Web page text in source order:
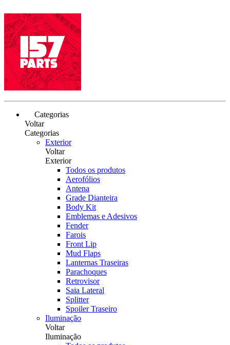
Categorias
Voltar
Categorias
Exterior
Voltar
Exterior
Todos os produtos
Aerofólios
Antena
Grade Dianteira
Body Kit
Emblemas e Adesivos
Fender
Farois
Front Lip
Mud Flaps
Lanternas Traseiras
Parachoques
Retrovisor
Saia Lateral
Splitter
Spoiler Traseiro
Iluminação
Voltar
Iluminação